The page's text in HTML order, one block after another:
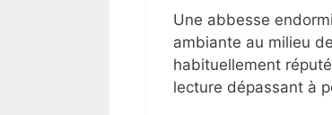
Une abbesse
ambiante au milieu
habituellement
lecture dépassant à